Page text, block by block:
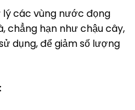
lý các vùng nước đọng
chẳng hạn như chậu cây,
dụng, để giảm số lượng